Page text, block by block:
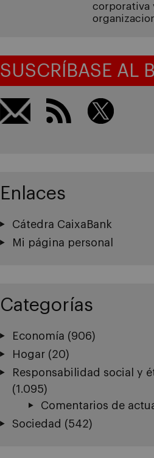
corporativa
SUSCRÍBASE AL
Enlaces
Cátedra CaixaBank
Mi página personal
Categorías
Economía (906)
Hogar(20)
Responsabilidad social y
(1.095)
Comentarios de
Sociedad (542)